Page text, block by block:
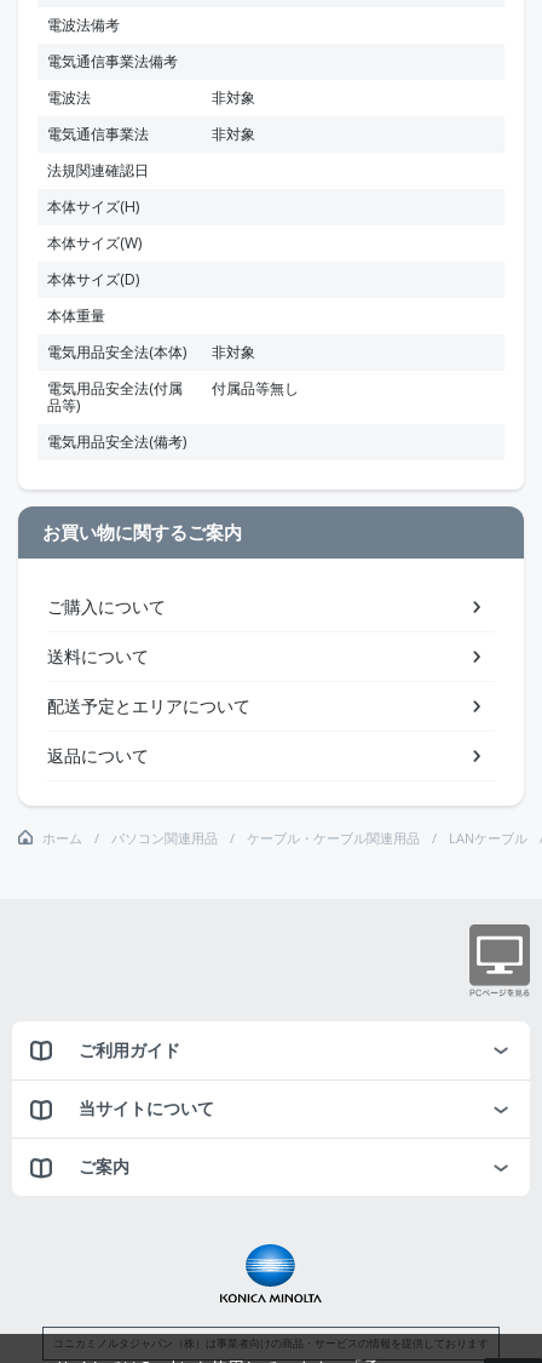
電波法備考
電気通信事業法備考
電波法
非対象
電気通信事業法
非対象
法規関連確認日
本体サイズ(H)
本体サイズ(W)
本体サイズ(D)
本体重量
電気用品安全法(本体)
非対象
電気用品安全法(付属
品等)
付属品等無し
電気用品安全法(備考)
お買い物に関するご案内
ご購入について
送料について
配送予定とエリアについて
返品について
ホーム パソコン関連用品 ケーブル・ケーブル関連用品 LANケーブル
ご利用ガイド
当サイトについて
ご案内
コニカミノルタジャパン（株）は事業者向けの商品・サービスの情報を提供しております